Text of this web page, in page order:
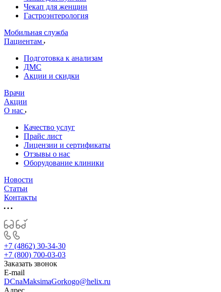
Чекап для женщин
Гастроэнтерология
Мобильная служба
Пациентам
Подготовка к анализам
­ДМС
­Акции и скидки
Врачи
Акции
О нас
Качество услуг
Прайс лист
Лицензии и сертификаты
Отзывы о нас
Оборудование клиники
Новости
Статьи
Контакты
+7 (4862) 30-34-30
+7 (800) 700-03-03
Заказать звонок
E-mail
DCnaMaksimaGorkogo@helix.ru
Адрес